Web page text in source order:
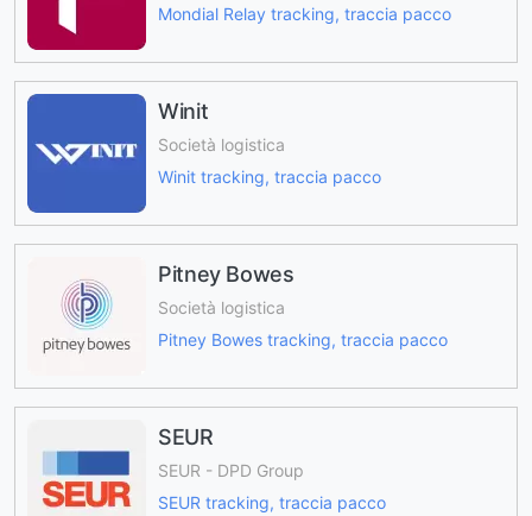
Mondial Relay tracking, traccia pacco
Winit
Società logistica
Winit tracking, traccia pacco
Pitney Bowes
Società logistica
Pitney Bowes tracking, traccia pacco
SEUR
SEUR - DPD Group
SEUR tracking, traccia pacco